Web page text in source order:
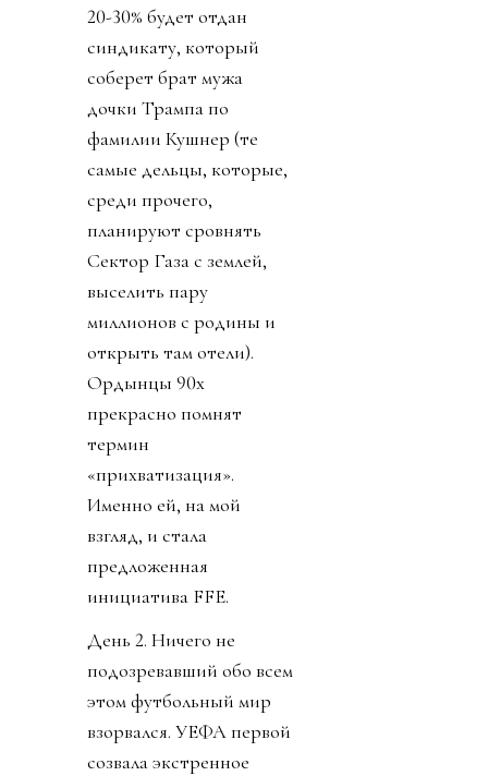
20-30% будет отдан
синдикату, который
соберет брат мужа
дочки Трампа по
фамилии Кушнер (те
самые дельцы, которые,
среди прочего,
планируют сровнять
Сектор Газа с землей,
выселить пару
миллионов с родины и
открыть там отели).
Ордынцы 90х
прекрасно помнят
термин
«прихватизация».
Именно ей, на мой
взгляд, и стала
предложенная
инициатива FFE.
День 2. Ничего не
подозревавший обо всем
этом футбольный мир
взорвался. УЕФА первой
созвала экстренное